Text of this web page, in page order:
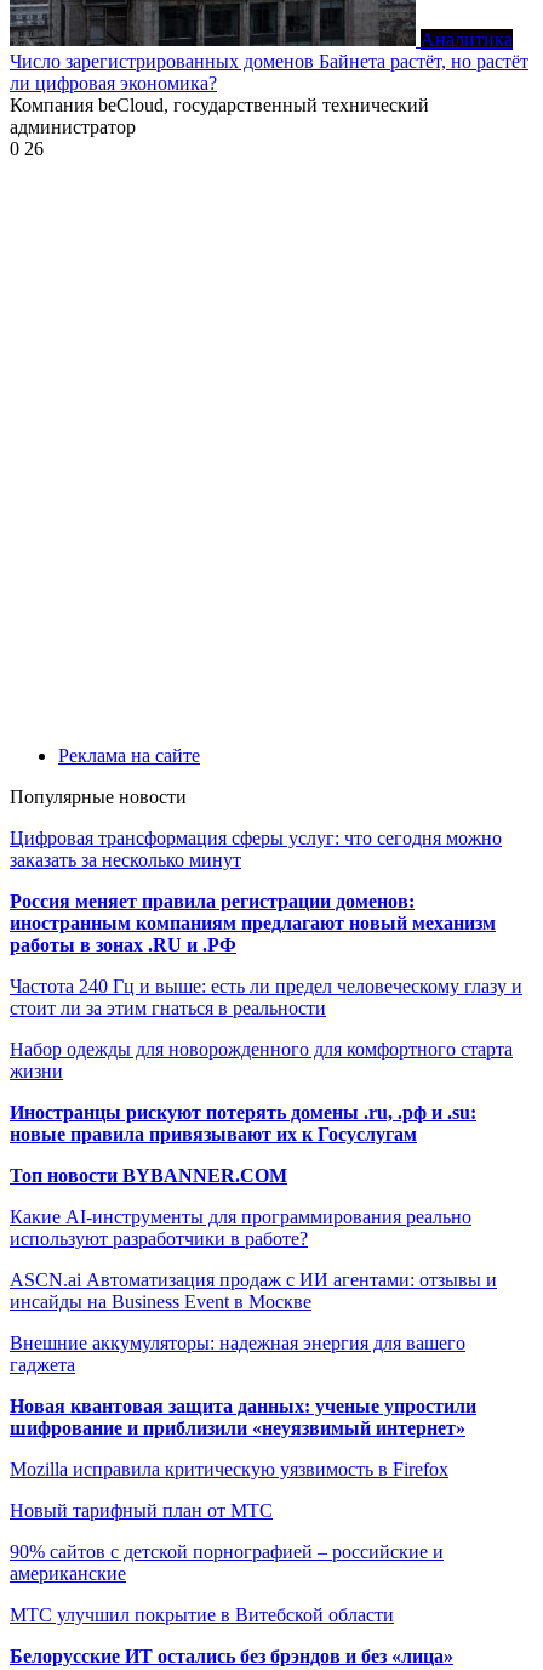
Аналитика
Число зарегистрированных доменов Байнета растёт, но растёт
ли цифровая экономика?
Компания beCloud, государственный технический
администратор
0 26
Реклама на сайте
Популярные новости
Цифровая трансформация сферы услуг: что сегодня можно
заказать за несколько минут
Россия меняет правила регистрации доменов:
иностранным компаниям предлагают новый механизм
работы в зонах .RU и .РФ
Частота 240 Гц и выше: есть ли предел человеческому глазу и
стоит ли за этим гнаться в реальности
Набор одежды для новорожденного для комфортного старта
жизни
Иностранцы рискуют потерять домены .ru, .рф и .su:
новые правила привязывают их к Госуслугам
Топ новости BYBANNER.COM
Какие AI-инструменты для программирования реально
используют разработчики в работе?
ASCN.ai Автоматизация продаж с ИИ агентами: отзывы и
инсайды на Business Event в Москве
Внешние аккумуляторы: надежная энергия для вашего
гаджета
Новая квантовая защита данных: ученые упростили
шифрование и приблизили «неуязвимый интернет»
Mozilla исправила критическую уязвимость в Firefox
Новый тарифный план от МТС
90% сайтов с детской порнографией – российские и
американские
МТС улучшил покрытие в Витебской области
Белорусские ИТ остались без брэндов и без «лица»